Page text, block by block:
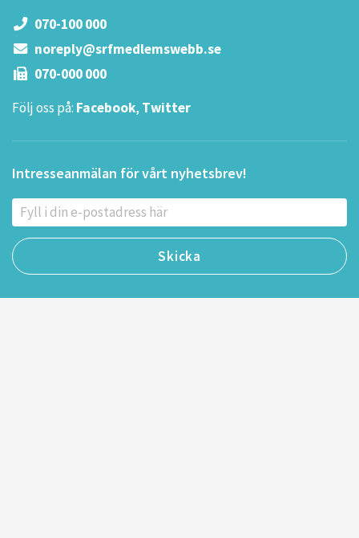
070-100 000
noreply@srfmedlemswebb.se
070-000 000
Följ oss på: Facebook, Twitter
Intresseanmälan för vårt nyhetsbrev!